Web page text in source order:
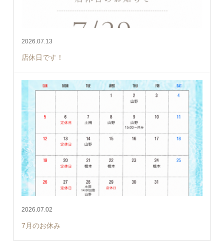
2026.07.13
店休日です！
2026.07.02
7月のお休み